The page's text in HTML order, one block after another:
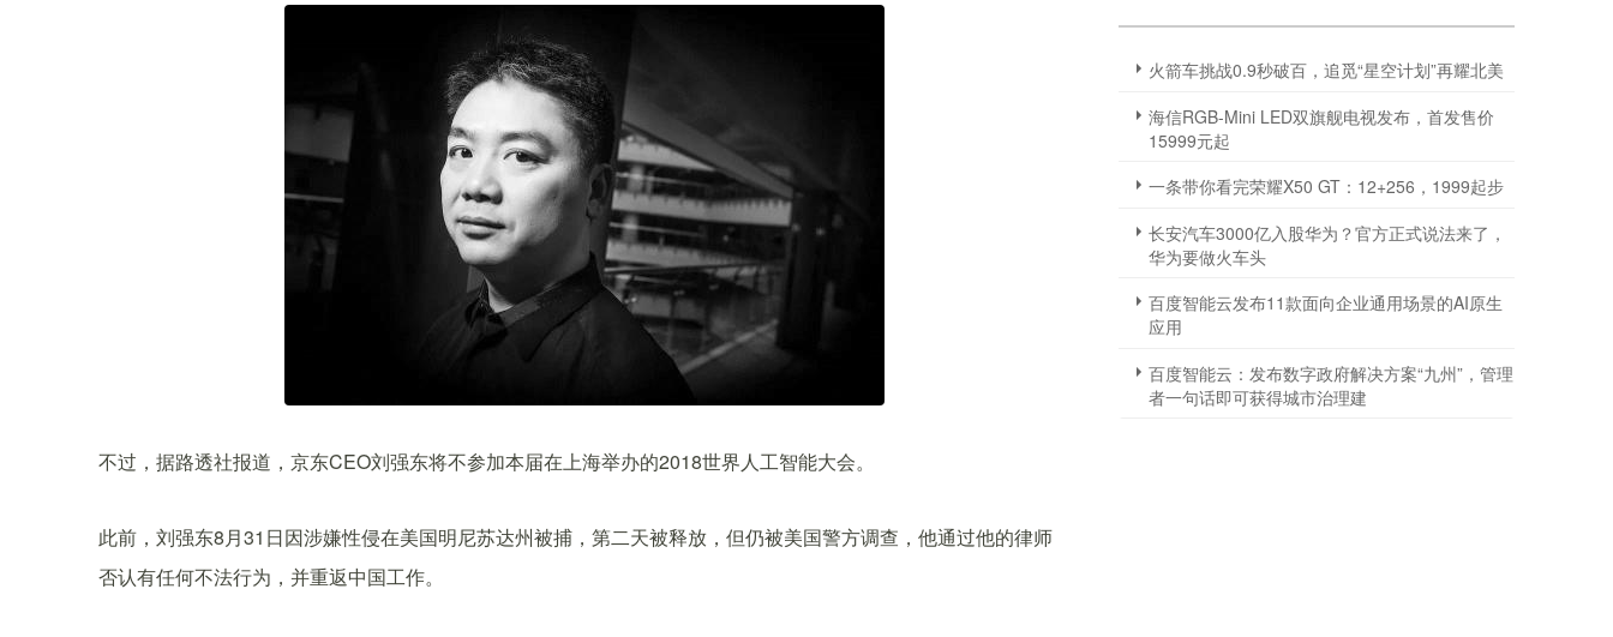
不过，据路透社报道，京东CEO刘强东将不参加本届在上海举办的2018世界人工智能大会。
此前，刘强东8月31日因涉嫌性侵在美国明尼苏达州被捕，第二天被释放，但仍被美国警方调查，他通过他的律师
否认有任何不法行为，并重返中国工作。
火箭车挑战0.9秒破百，追觅“星空计划”再耀北美
海信RGB-Mini LED双旗舰电视发布，首发售价
15999元起
一条带你看完荣耀X50 GT：12+256，1999起步
长安汽车3000亿入股华为？官方正式说法来了，
华为要做火车头
百度智能云发布11款面向企业通用场景的AI原生
应用
百度智能云：发布数字政府解决方案“九州”，管理
者一句话即可获得城市治理建